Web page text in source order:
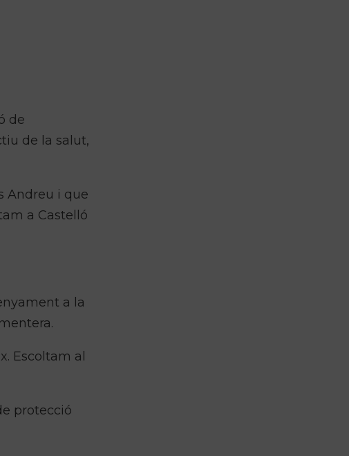
de
de la salut,
Andreu i que
a Castelló
a la
Escoltam al
protecció